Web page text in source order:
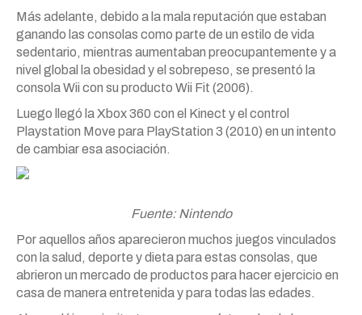
Más adelante, debido a la mala reputación que estaban
ganando las consolas como parte de un estilo de vida
sedentario, mientras aumentaban preocupantemente y a
nivel global la obesidad y el sobrepeso, se presentó la
consola Wii con su producto Wii Fit (2006).
Luego llegó la Xbox 360 con el Kinect y el control
Playstation Move para PlayStation 3 (2010) en un intento
de cambiar esa asociación.
Fuente: Nintendo
Por aquellos años aparecieron muchos juegos vinculados
con la salud, deporte y dieta para estas consolas, que
abrieron un mercado de productos para hacer ejercicio en
casa de manera entretenida y para todas las edades.